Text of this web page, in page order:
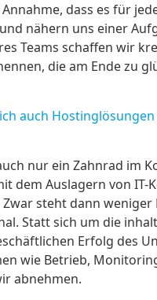
dass es für
nähern uns einer
Teams schaffen wir
die am Ende zu
auch
nur ein Zahnrad im
dem Auslagern von IT-
steht dann
Statt sich um die
Erfolg des
wie Betrieb,
abnehmen.